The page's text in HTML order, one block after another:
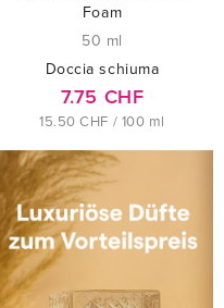
Foam
50 ml
Doccia schiuma
7.75 CHF
15.50 CHF / 100 ml